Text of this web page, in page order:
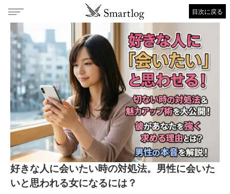
目次に戻る
好きな人に会いたい時の対処法。男性に会いた
いと思われる女になるには？